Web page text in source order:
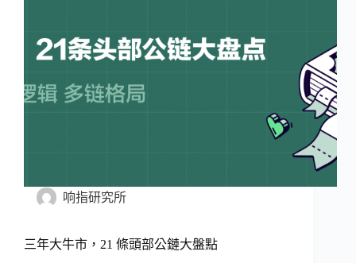
响指研究所
三年大牛市，21 條頭部公鏈大盤點